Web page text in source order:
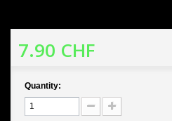
7.90 CHF
Quantity: